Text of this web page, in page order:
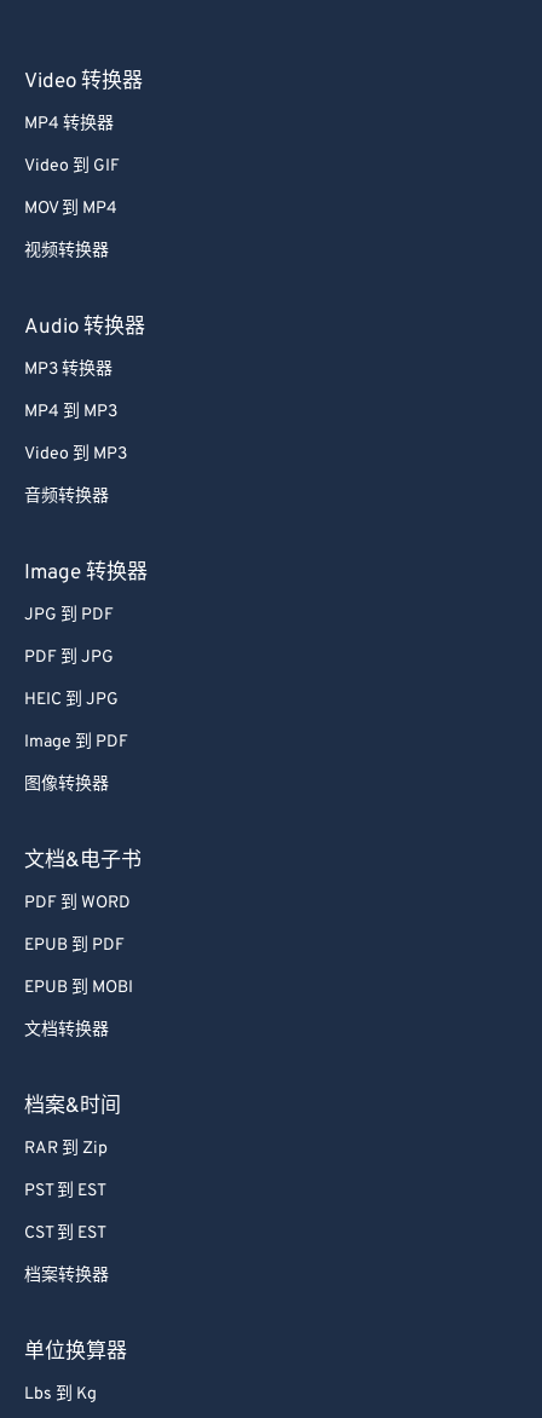
Video 转换器
MP4 转换器
Video 到 GIF
MOV 到 MP4
视频转换器
Audio 转换器
MP3 转换器
MP4 到 MP3
Video 到 MP3
音频转换器
Image 转换器
JPG 到 PDF
PDF 到 JPG
HEIC 到 JPG
Image 到 PDF
图像转换器
文档&电子书
PDF 到 WORD
EPUB 到 PDF
EPUB 到 MOBI
文档转换器
档案&时间
RAR 到 Zip
PST 到 EST
CST 到 EST
档案转换器
单位换算器
Lbs 到 Kg